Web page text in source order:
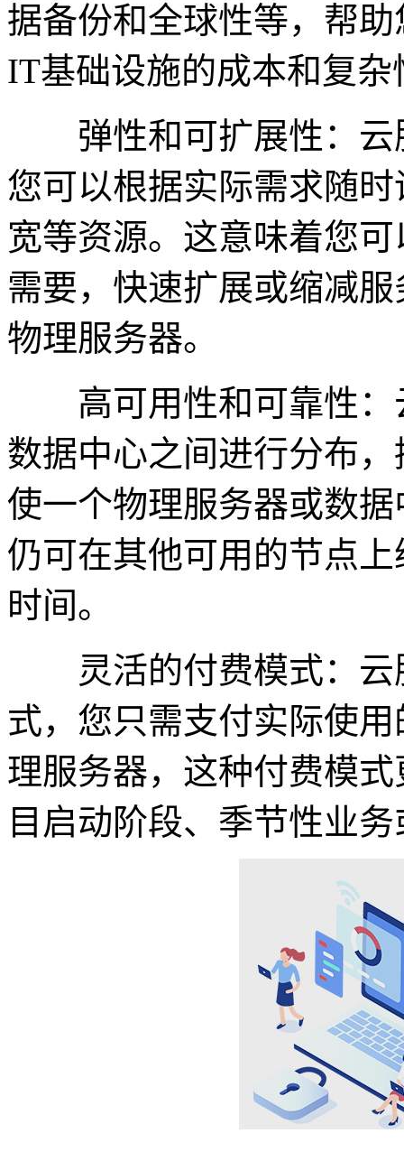
据备份和全球性等，帮
IT基础设施的成本和复
弹性和可扩展性：云
您可以根据实际需求随
宽等资源。这意味着您
需要，快速扩展或缩减
物理服务器。
高可用性和可靠性：
数据中心之间进行分布
使一个物理服务器或数
仍可在其他可用的节点
时间。
灵活的付费模式：云
式，您只需支付实际使
理服务器，这种付费模
目启动阶段、季节性业